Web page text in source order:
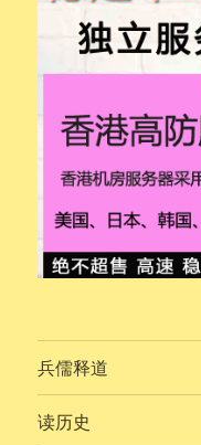
兵儒释道
读历史